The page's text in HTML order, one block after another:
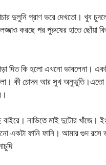
দুলুনি প্রাণ ভরে দেখতো। খুব
করছে পর পুরুষের হাতে ছোঁয়া
দিত কি হলো এখনো ভাবলেনা।
কী চোদন আর সুখ অনুভূতি।এতো
বাইরে। নাভিতে মাই দুটোর খাঁজে।
একটা ফানি ফানি। আমার গুদ